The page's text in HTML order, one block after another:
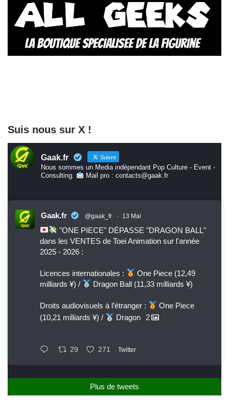
Suis nous sur X !
Gaak.fr Suivre
Nous sommes un Media indépendant Pop Culture - Event -
Consulting.
Mail pro : contacts@gaak.fr
Gaak.fr @gaak_fr · 13 Mai
"ONE PIECE" DÉPASSE "DRAGON BALL"
dans les VENTES de Toei Animation sur l'année
2025 - 2026 :
Licences internationales :
One Piece (12,49
milliards ¥) /
Dragon Ball (11,33 milliards ¥)
Droits audiovisuels à l’étranger :
One Piece
(10,21 milliards ¥) /
Dragon 2
29 271 Twitter
Plus de tweets